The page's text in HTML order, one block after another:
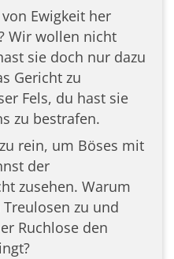
Ewigkeit her
Wir wollen nicht
sie doch nur dazu
Gericht zu
Fels, du hast sie
zu bestrafen.
rein, um Böses mit
der
zusehen. Warum
zu und
Ruchlose den